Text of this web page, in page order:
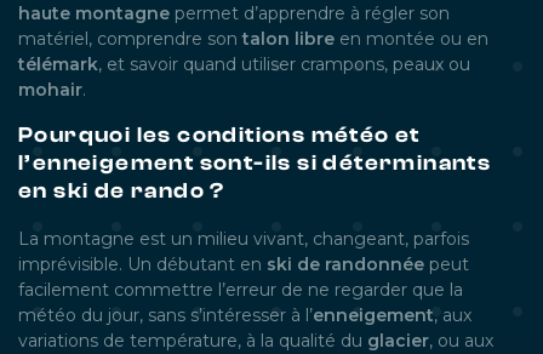
haute montagne permet d’apprendre à régler son
matériel, comprendre sontalon libre en montée ou en
télémark, et savoir quand utiliser crampons, peaux ou
mohair.
Pourquoi les conditions météo et
l’enneigement sont-ils si déterminants
en ski de rando ?
La montagne est un milieu vivant, changeant, parfois
imprévisible. Un débutant en ski de randonnée peut
facilement commettre l’erreur de ne regarder que la
météo du jour, sans s’intéresser à l’enneigement, aux
variations de température, à la qualité du glacier, ou aux